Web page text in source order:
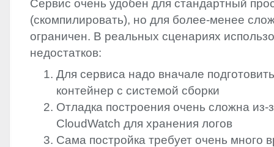
Сервис очень удобен для стандартный
(скомпилировать), но для более-менее
ограничен. В реальных сценариях
недостатков:
Для сервиса надо вначале
контейнер с системой сборки
Отладка построения очень сложна из-
CloudWatch для хранения логов
Сама постройка требует очень много